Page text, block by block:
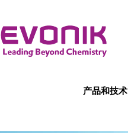
产品和技术